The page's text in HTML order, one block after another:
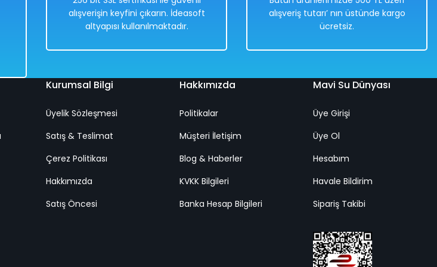
Derece Dönebilen Akrobat Araba
alışverişin keyfini çıkarın. İdeasoft
altyapısı kullanılmaktadır.
alışveriş tutarı’ nın üstünde kargo
ücretsiz.
Kurumsal Bilgi
Üyelik Sözleşmesi
Satış & Teslimat
Çerez Politikası
Hakkımızda
Satış Öncesi
Hakkımızda
Politikalar
Müşteri İletişim
Blog & Haberler
KVKK Bilgileri
Banka Hesap Bilgileri
Mavi Su Dünyası
Üye Girişi
Üye Ol
Hesabım
Havale Bildirim
Sipariş Takibi